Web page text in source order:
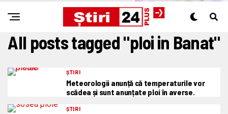
All posts tagged "ploi in Banat"
ȘTIRI
Meteorologii anunță că temperaturile vor
scădea și sunt anunțate ploi în averse.
ȘTIRI